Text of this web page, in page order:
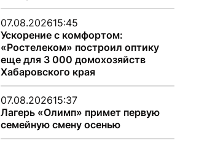
07.08.202615:45
Ускорение с комфортом:
«Ростелеком» построил оптику
еще для 3 000 домохозяйств
Хабаровского края
07.08.202615:37
Лагерь «Олимп» примет первую
семейную смену осенью